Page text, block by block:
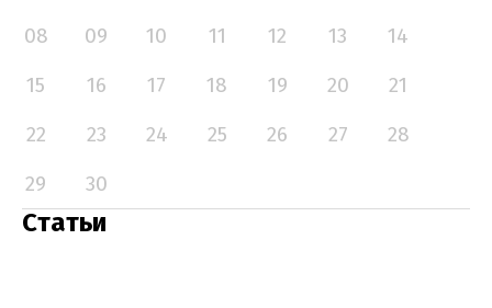
08
09 10 11 12 13
14
15
16 17 18 19 20
21
22
23 24 25 26 27
28
29
30
Статьи